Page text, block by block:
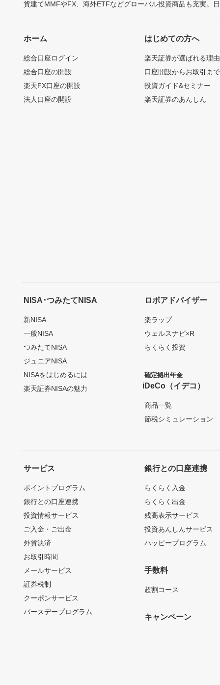
貨建てMMFやFX、海外ETFなどグローバル投資商品も充実。
ホーム
総合口座ログイン
総合口座の開設
楽天FX口座の開設
法人口座の開設
はじめての方へ
楽天証券が選ばれる理由
口座開設からお取引ま
投資ガイド&セミナー
楽天証券のあんしん
NISA･つみたてNISA
新NISA
一般NISA
つみたてNISA
ジュニアNISA
NISAをはじめるには
楽天証券NISAの魅力
ロボアドバイザー
楽ラップ
ウェルスナビ×R
らくらく投資
確定拠出年金
iDeCo（イデコ）
商品一覧
節税シミュレーション
サービス
ポイントプログラム
銀行との口座連携
投資情報サービス
ご入金・ご出金
外貨決済
お取引時間
メールサービス
証券税制
クーポンサービス
バースデープログラム
銀行との口座連携
らくらく入金
らくらく出金
残高表示サービス
投資あんしんサービス
ハッピープログラム
手数料
超割コース
キャンペーン